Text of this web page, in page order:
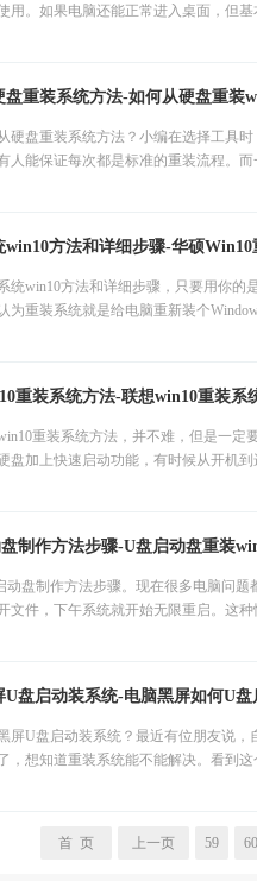
用。如果电脑还能正常进入桌面，但
盘重装系统方法-如何从硬盘重装
硬盘重装系统方法？小编在选择工具
人能保证每次都是标准的重装流程。
win10方法和详细步骤-华硕
统win10方法和详细步骤，只要用你的
为重装系统就是给电脑重新装个
重装系统方法-联想win10重装系
重装系统方法，并不难，但是一定
盘加上快速启动功能，有时候从开机
制作方法步骤-U盘启动盘重装
动盘制作方法步骤。现在很多电脑问
文件，下午系统就开始无限重启。这
U盘启动装系统-电脑黑屏如何U盘
屏U盘启动装系统？最近有位朋友说
，想知道重装系统能不能解决。看到
首 页 上一页 59 60